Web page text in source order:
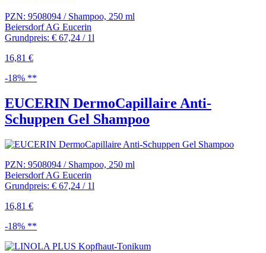
PZN: 9508094 / Shampoo, 250 ml
Beiersdorf AG Eucerin
Grundpreis: € 67,24 / 1l
16,81 €
-18% **
EUCERIN DermoCapillaire Anti-
Schuppen Gel Shampoo
PZN: 9508094 / Shampoo, 250 ml
Beiersdorf AG Eucerin
Grundpreis: € 67,24 / 1l
16,81 €
-18% **